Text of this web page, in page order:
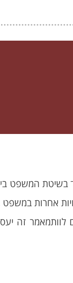
אחרות במשפט
לוותמאמר